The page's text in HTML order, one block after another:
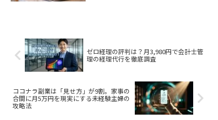
ゼロ経理の評判は？月3,980円で会計士管
理の経理代行を徹底調査
ココナラ副業は「見せ方」が9割。家事の
合間に月5万円を現実にする未経験主婦の
攻略法